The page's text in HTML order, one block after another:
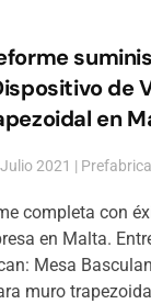
de
en
2021 |
completa con
en Malta.
Mesa
muro